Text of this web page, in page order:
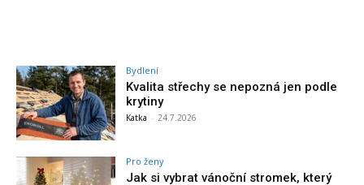
Bydlení
Kvalita střechy se nepozná jen podle
krytiny
Katka - 24.7.2026
Pro ženy
Jak si vybrat vánoční stromek, který